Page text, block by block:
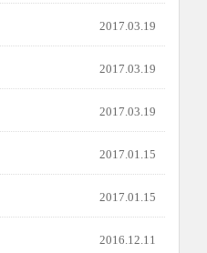
2017.03.19
2017.03.19
2017.03.19
2017.01.15
2017.01.15
2016.12.11